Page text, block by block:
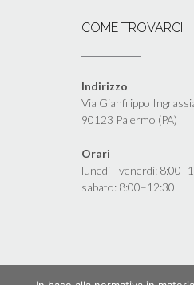
COME TROVARCI
Indirizzo
Via Gianfilippo
90123 Palermo (PA)
Orari
lunedì—venerdì:
sabato: 8:00–12:30